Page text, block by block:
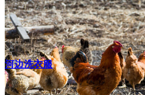
河边洗衣服